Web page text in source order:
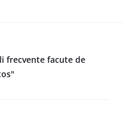
frecvente facute de